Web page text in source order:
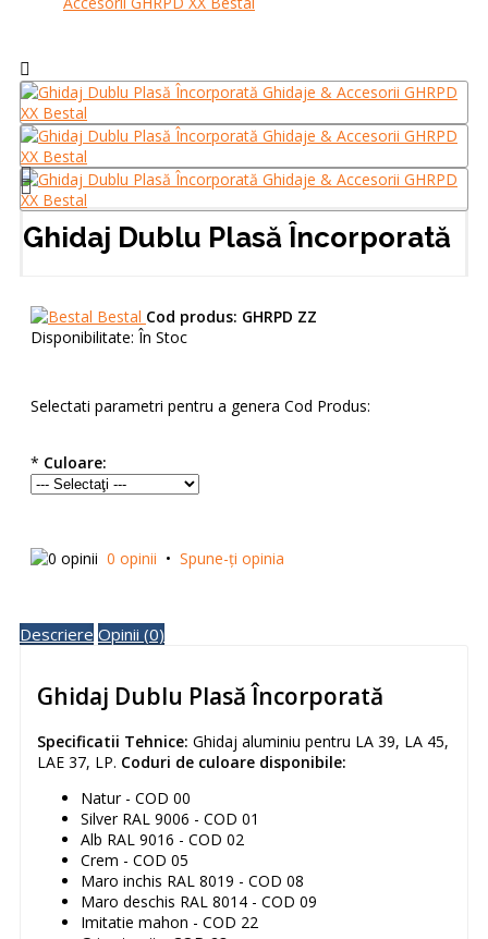
Ghidaj Dublu Plasă Încorporată
Bestal Cod produs: GHRPD ZZ
Disponibilitate: În Stoc
Selectati parametri pentru a genera Cod Produs:
* Culoare:
0 opinii • Spune-ţi opinia
Descriere Opinii (0)
Ghidaj Dublu Plasă Încorporată
Specificatii Tehnice: Ghidaj aluminiu pentru LA 39, LA 45,
LAE 37, LP. Coduri de culoare disponibile:
Natur - COD 00
Silver RAL 9006 - COD 01
Alb RAL 9016 - COD 02
Crem - COD 05
Maro inchis RAL 8019 - COD 08
Maro deschis RAL 8014 - COD 09
Imitatie mahon - COD 22